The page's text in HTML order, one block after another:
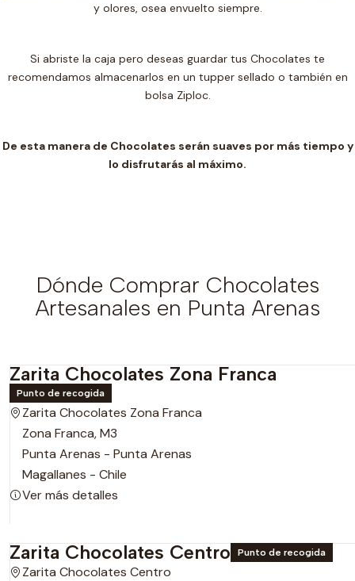
y olores, osea envuelto siempre.
Si abriste la caja pero deseas guardar tus Chocolates te
recomendamos almacenarlos en un tupper sellado o también en
bolsa Ziploc.
De esta manera de Chocolates serán suaves por más tiempo y
lo disfrutarás al máximo.
Dónde Comprar Chocolates
Artesanales en Punta Arenas
Zarita Chocolates Zona Franca
Punto de recogida
Zarita Chocolates Zona Franca
Zona Franca, M3
Punta Arenas - Punta Arenas
Magallanes - Chile
Ver más detalles
Zarita Chocolates Centro Punto de recogida
Zarita Chocolates Centro